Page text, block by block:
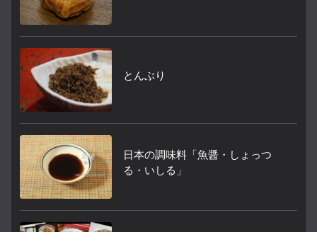
とんぶり
日本の調味料「魚醤・しょっつ
る・いしる」